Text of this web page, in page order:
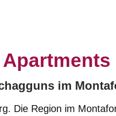
im
Die Region im